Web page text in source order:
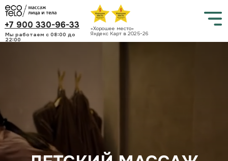
Мы работаем c 08:00 до
22:00
+7 900 330-96-33 «Хорошее место»
Яндекс Карт в 2025-26
ДЕТСКИЙ МАССАЖ
ДО 16 ЛЕТ В ECO TELO